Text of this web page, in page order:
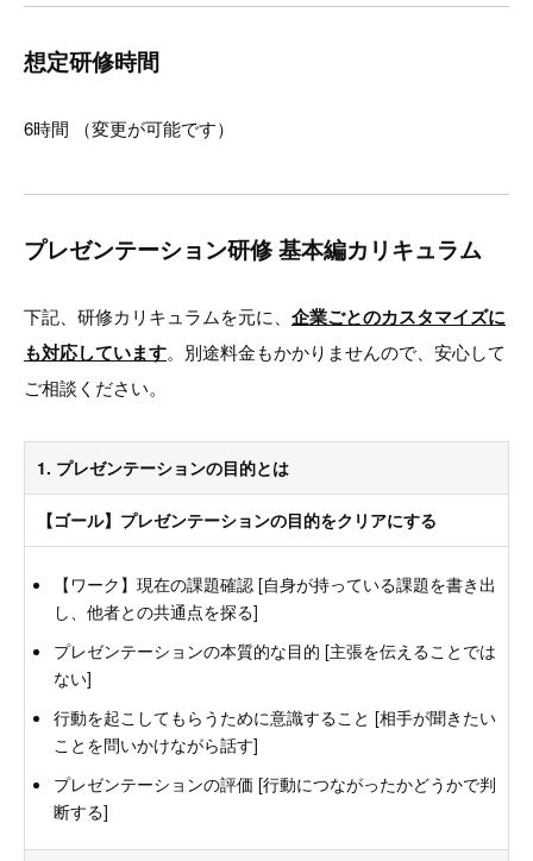
想定研修時間
6時間 （変更が可能です）
プレゼンテーション研修 基本編カリキュラム
下記、研修カリキュラムを元に、 企業ごとのカスタマイズに
も対応しています。別途料金もかかりませんので、安心して
ご相談ください。
1. プレゼンテーションの目的とは
【ゴール】プレゼンテーションの目的をクリアにする
【ワーク】現在の課題確認 [自身が持っている課題を書き出
し、他者との共通点を探る]
プレゼンテーションの本質的な目的 [主張を伝えることでは
ない]
行動を起こしてもらうために意識すること [相手が聞きたい
ことを問いかけながら話す]
プレゼンテーションの評価 [行動につながったかどうかで判
断する]